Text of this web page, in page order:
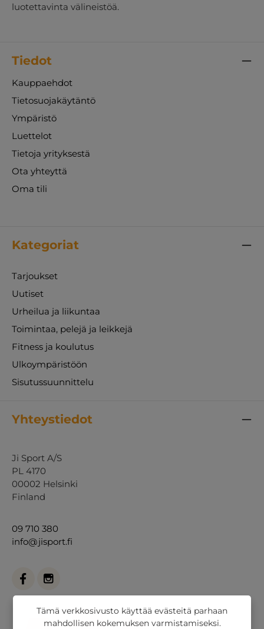
luotettavinta välineistöä.
Tiedot
Kauppaehdot
Tietosuojakäytäntö
Ympäristö
Luettelot
Tietoja yrityksestä
Ota yhteyttä
Oma tili
Kategoriat
Tarjoukset
Uutiset
Urheilua ja liikuntaa
Toimintaa, pelejä ja leikkejä
Fitness ja koulutus
Ulkoympäristöön
Sisutussuunnittelu
Yhteystiedot
Ji Sport A/S
PL 4170
00002 Helsinki
Finland
09 710 380
info@jisport.fi
Tämä verkkosivusto käyttää evästeitä parhaan
mahdollisen kokemuksen varmistamiseksi.